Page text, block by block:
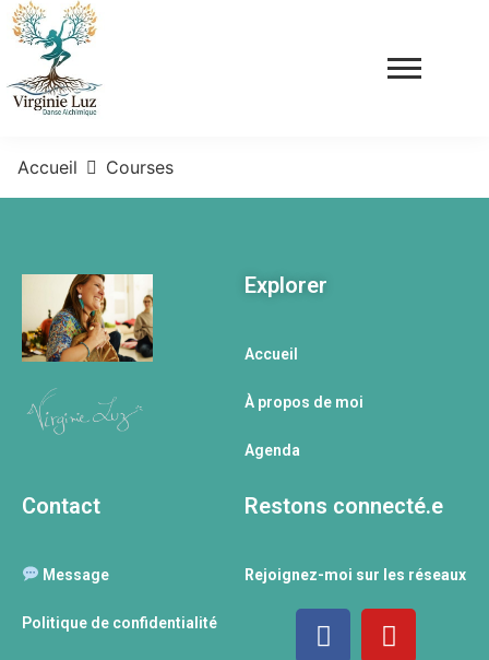
Accueil Courses
Explorer
Accueil
À propos de moi
Agenda
Contact
Message
Politique de confidentialité
Restons connecté.e
Rejoignez-moi sur les réseaux